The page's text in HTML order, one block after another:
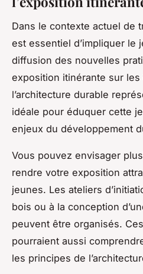
Dans le contexte actuel de
est essentiel d’impliquer le
diffusion des nouvelles
exposition itinérante sur les
l’architecture durable
idéale pour éduquer cette
enjeux du développement
Vous pouvez envisager
rendre votre exposition
jeunes. Les ateliers
bois ou à la conception
peuvent être organisés.
pourraient aussi
les principes de